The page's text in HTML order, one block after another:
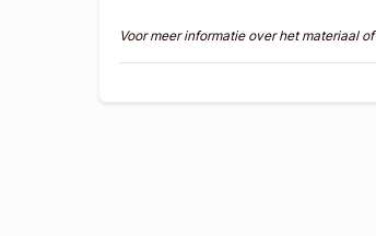
Voor meer informatie over het materiaal